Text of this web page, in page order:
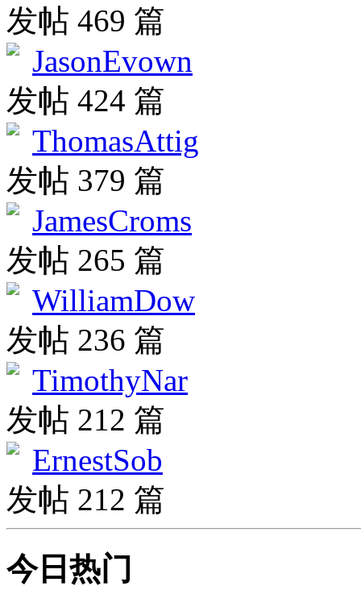
发帖 469 篇
JasonEvown
发帖 424 篇
ThomasAttig
发帖 379 篇
JamesCroms
发帖 265 篇
WilliamDow
发帖 236 篇
TimothyNar
发帖 212 篇
ErnestSob
发帖 212 篇
今日热门